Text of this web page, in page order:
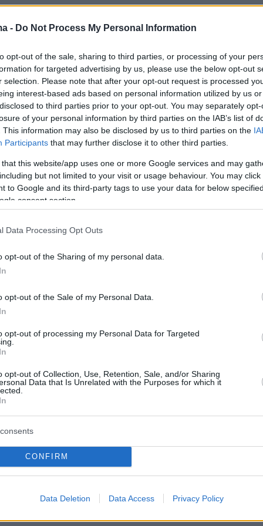
- Do Not Process My Personal Information
opt-out of the sale, sharing to third parties, or processing of your
for targeted advertising by us, please use the below opt-out
selection. Please note that after your opt-out request is processed
interest-based ads based on personal information utilized by us
to third parties prior to your opt-out. You may separately
of your personal information by third parties on the IAB’s list of
This information may also be disclosed by us to third parties on the
Participants that may further disclose it to other third parties.
that this website/app uses one or more Google services and may
but not limited to your visit or usage behaviour. You may
to Google and its third-party tags to use your data for below
consent section.
Data Processing Opt Outs
opt-out of the Sharing of my personal data.
opt-out of the Sale of my Personal Data.
opt-out of processing my Personal Data for Targeted
opt-out of Collection, Use, Retention, Sale, and/or Sharing
Data that Is Unrelated with the Purposes for which it
CONFIRM
Data Deletion Data Access Privacy Policy
της συνέντευξης, η παρουσιάστρια έκανε
στην κόρη της, τη Σοφία Λαζάνη, λέγοντας
Σοφίνα είναι ένα κορίτσι ανεξάρτητο. Έχει
για το Ρουκ Ζουκ, το οποίο είχε
όταν το τηλεπαιχνίδι είχε κάνει την
τηλεοπτική δουλειά που τη στιγμάτισε.
είναι μόνο μια ανάμνηση για μένα. Με
Το Ρουκ-Ζουκ τώρα έχει μέσα πάρα πολλά
είναι πολύ διαφορετικό. Και το βασικό
που έκανα εγώ τότε, είναι ένα τμήμα του
NDPPHOTO
protothema.gr στο Google News
και μάθετε πρώτοι